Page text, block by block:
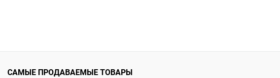
САМЫЕ ПРОДАВАЕМЫЕ ТОВАРЫ